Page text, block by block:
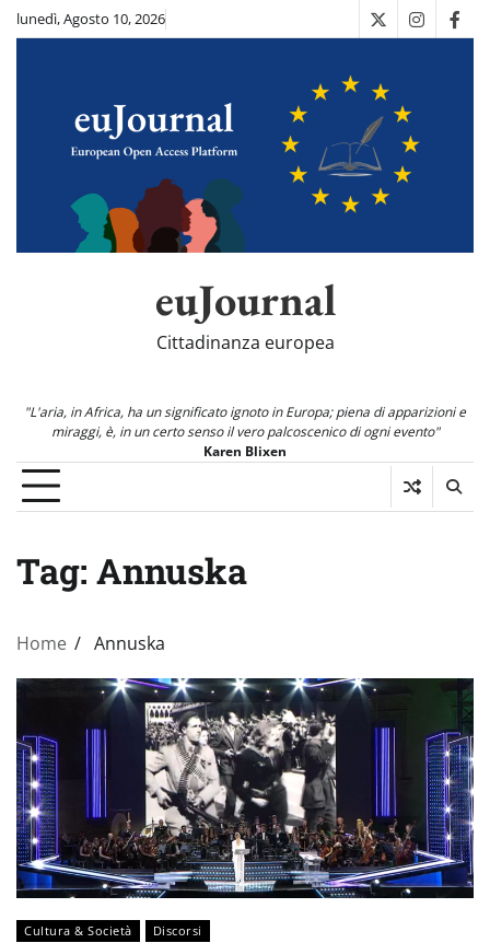
Skiplunedì, Agosto 10, 2026 X
euJournal
Cittadinanza europea
"L'aria, in Africa, ha un significato ignoto in Europa; piena di apparizioni e
miraggi, è, in un certo senso il vero palcoscenico di ogni evento"
Karen Blixen
Tag: Annuska
Home Annuska
Cultura & Società Discorsi